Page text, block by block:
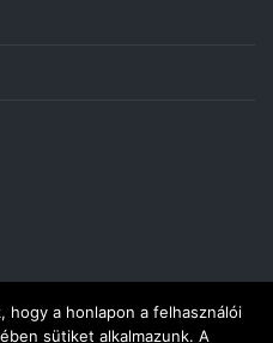
Gyorsétkezde - Minden jog
hogy a honlapon a felhasználói
sütiket alkalmazunk. A